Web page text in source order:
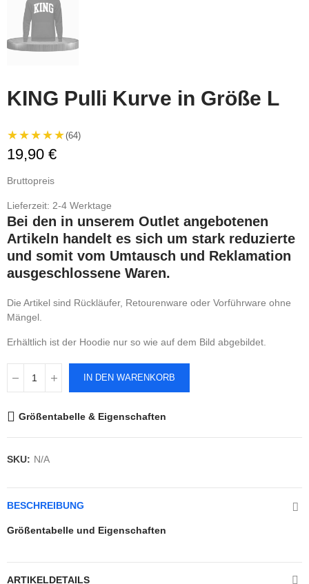
KING Pulli Kurve in Größe L
★★★★★(64)
19,90 €
Bruttopreis
Lieferzeit: 2-4 Werktage
Bei den in unserem Outlet angebotenen
Artikeln handelt es sich um stark reduzierte
und somit vom Umtausch und Reklamation
ausgeschlossene Waren.
Die Artikel sind Rückläufer, Retourenware oder Vorführware ohne
Mängel.
Erhältlich ist der Hoodie nur so wie auf dem Bild abgebildet.
IN DEN WARENKORB
Größentabelle & Eigenschaften
SKU: N/A
BESCHREIBUNG
Größentabelle und Eigenschaften
ARTIKELDETAILS